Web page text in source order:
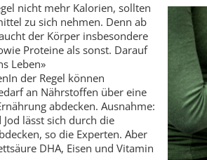
nicht mehr Kalorien, sollten
zu sich nehmen. Denn ab
der Körper insbesondere
Proteine als sonst. Darauf
Leben»
der Regel können
an Nährstoffen über eine
abdecken. Ausnahme:
lässt sich durch die
so die Experten. Aber
DHA, Eisen und Vitamin